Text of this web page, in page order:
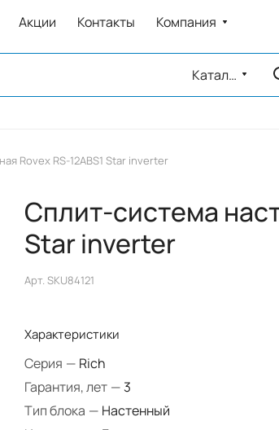
Акции Контакты Компания
Каталог
Rovex RS-12ABS1 Star inverter
Сплит-система
Star inverter
Арт. SKU84121
Характеристики
Серия — Rich
Гарантия, лет — 3
Тип блока — Настенный